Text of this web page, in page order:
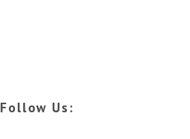
Follow Us: